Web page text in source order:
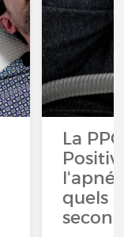
La
quels